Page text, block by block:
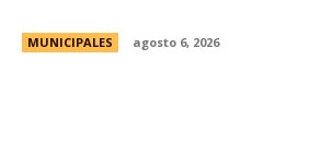
MUNICIPALES agosto 6, 2026